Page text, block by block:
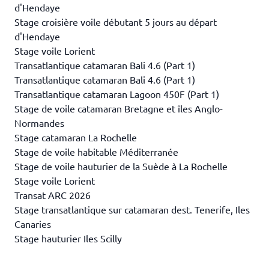
d'Hendaye
Stage croisière voile débutant 5 jours au départ
d'Hendaye
Stage voile Lorient
Transatlantique catamaran Bali 4.6 (Part 1)
Transatlantique catamaran Bali 4.6 (Part 1)
Transatlantique catamaran Lagoon 450F (Part 1)
Stage de voile catamaran Bretagne et îles Anglo-
Normandes
Stage catamaran La Rochelle
Stage de voile habitable Méditerranée
Stage de voile hauturier de la Suède à La Rochelle
Stage voile Lorient
Transat ARC 2026
Stage transatlantique sur catamaran dest. Tenerife, Iles
Canaries
Stage hauturier Iles Scilly